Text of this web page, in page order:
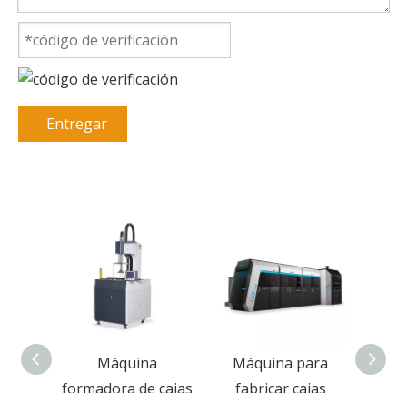
Entregar
Máquina
de cajas
Máquina para
fabricar cajas
Máquina rígida
multifuncional